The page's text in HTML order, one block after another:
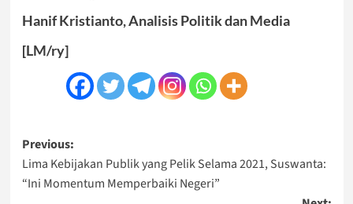
Hanif Kristianto, Analisis Politik dan Media
[LM/ry]
Post
navigation
Previous:
Lima Kebijakan Publik yang Pelik Selama 2021, Suswanta:
“Ini Momentum Memperbaiki Negeri”